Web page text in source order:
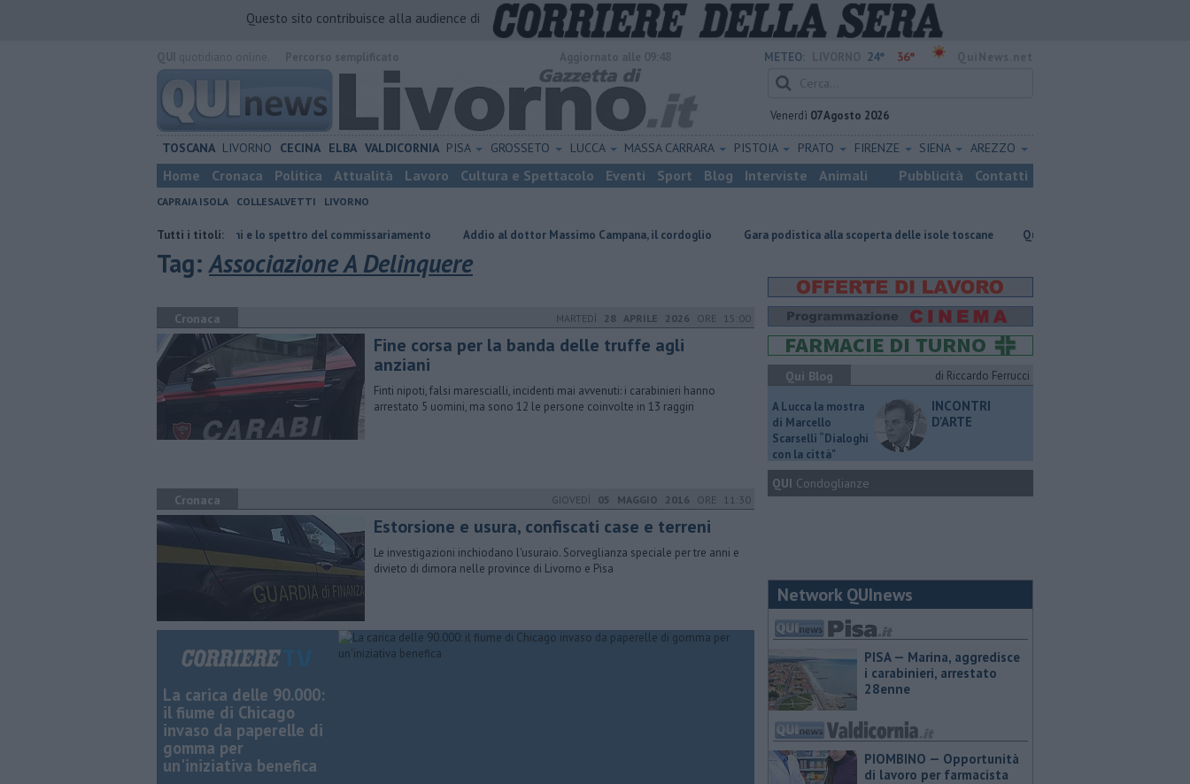
Questo sito contribuisce alla audience di
METEO: 24° 36°
Venerdì 07 Agosto 2026
TOSCANA LIVORNO CECINA ELBA VALDICORNIA PISA GROSSETO LUCCA MASSA CARRARA PISTOIA PRATO FIRENZE SIENA AREZZO
Home Cronaca Politica Attualità Lavoro Cultura e Spettacolo Eventi Sport Blog Interviste Animali Pubblicità Contatti
CAPRAIA ISOLA COLLESALVETTI LIVORNO
Tutti i titoli:
Retiambiente, il dopo Fortini e lo spettro del commissariamento Addio al dottor Massimo Campana, il cordoglio Gara podistica alla scoperta delle isole toscane Quattro chili di droga nel frigo del vicino
Tag:Associazione A Delinquere
Cronaca MARTEDÌ 28 APRILE 2026 ORE 15:00
Fine corsa per la banda delle truffe agli
anziani
Finti nipoti, falsi marescialli, incidenti mai avvenuti: i carabinieri hanno
arrestato 5 uomini, ma sono 12 le persone coinvolte in 13 raggiri
Cronaca GIOVEDÌ 05 MAGGIO 2016 ORE 11:30
Estorsione e usura, confiscati case e terreni
Le investigazioni inchiodano l'usuraio. Sorveglianza speciale per tre anni e
divieto di dimora nelle province di Livorno e Pisa
La carica delle 90.000:
il fiume di Chicago
invaso da paperelle di
gomma per
un'iniziativa benefica
Qui Blog di Riccardo Ferrucci
A Lucca la mostra
di Marcello
Scarselli “Dialoghi
con la città"
INCONTRI
D'ARTE
QUI Condoglianze
Network QUInews
PISA — Marina, aggredisce
i carabinieri, arrestato
28enne
PIOMBINO — Opportunità
di lavoro per farmacista